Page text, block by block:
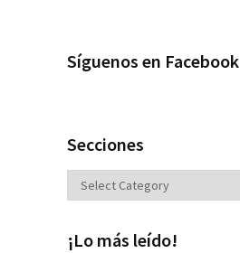
Síguenos en Facebook
Secciones
Secciones
¡Lo más leído!